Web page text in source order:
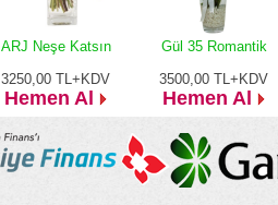
ARJ Neşe Katsın
3250,00 TL+KDV
Hemen Al
Gül 35 Romantik
3500,00 TL+KDV
Hemen Al